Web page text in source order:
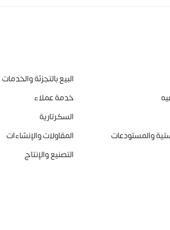
البيع بالتجزئة والخدمات
خدمة عملاء
السكرتارية
والمستودعات المقاولات والإنشاءات
التصنيع والإنتاج